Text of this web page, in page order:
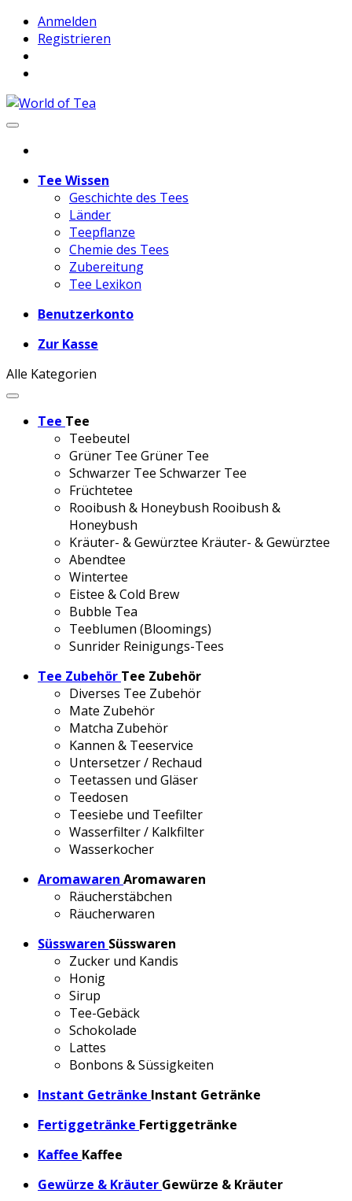
Anmelden
Registrieren
Tee Wissen
Geschichte des Tees
Länder
Teepflanze
Chemie des Tees
Zubereitung
Tee Lexikon
Benutzerkonto
Zur Kasse
Alle Kategorien
Tee Tee
Teebeutel
Grüner Tee Grüner Tee
Schwarzer Tee Schwarzer Tee
Früchtetee
Rooibush & Honeybush Rooibush &
Honeybush
Kräuter- & Gewürztee Kräuter- & Gewürztee
Abendtee
Wintertee
Eistee & Cold Brew
Bubble Tea
Teeblumen (Bloomings)
Sunrider Reinigungs-Tees
Tee Zubehör Tee Zubehör
Diverses Tee Zubehör
Mate Zubehör
Matcha Zubehör
Kannen & Teeservice
Untersetzer / Rechaud
Teetassen und Gläser
Teedosen
Teesiebe und Teefilter
Wasserfilter / Kalkfilter
Wasserkocher
Aromawaren Aromawaren
Räucherstäbchen
Räucherwaren
Süsswaren Süsswaren
Zucker und Kandis
Honig
Sirup
Tee-Gebäck
Schokolade
Lattes
Bonbons & Süssigkeiten
Instant Getränke Instant Getränke
Fertiggetränke Fertiggetränke
Kaffee Kaffee
Gewürze & Kräuter Gewürze & Kräuter